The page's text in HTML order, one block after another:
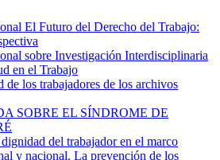
El Futuro del Derecho del Trabajo:
sobre Investigación Interdisciplinaria
en el Trabajo
de los trabajadores de los archivos
SOBRE EL SÍNDROME DE
del trabajador en el marco
y nacional. La prevención de los